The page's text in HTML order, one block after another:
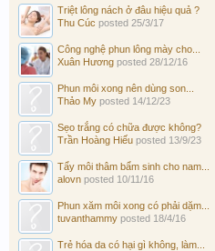
Triệt lông nách ở đâu hiệu quả ?
Thu Cúc posted 25/3/17
Công nghệ phun lông mày cho...
Xuân Hương posted 28/12/16
Phun môi xong nên dùng son...
Thảo My posted 14/12/23
Sẹo trắng có chữa được không?
Trần Hoàng Hiếu posted 13/9/23
Tẩy môi thâm bẩm sinh cho nam...
alovn posted 10/11/16
Phun xăm môi xong có phải dặm...
tuvanthammy posted 18/4/16
Trẻ hóa da có hại gì không, làm...